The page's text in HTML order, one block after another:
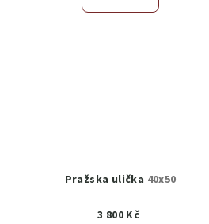
Pražska ulička 40x50
3 800 Kč